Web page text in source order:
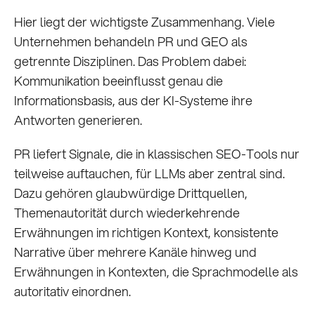
Hier liegt der wichtigste Zusammenhang. Viele
Unternehmen behandeln PR und GEO als
getrennte Disziplinen. Das Problem dabei:
Kommunikation beeinflusst genau die
Informationsbasis, aus der KI-Systeme ihre
Antworten generieren.
PR liefert Signale, die in klassischen SEO-Tools nur
teilweise auftauchen, für LLMs aber zentral sind.
Dazu gehören glaubwürdige Drittquellen,
Themenautorität durch wiederkehrende
Erwähnungen im richtigen Kontext, konsistente
Narrative über mehrere Kanäle hinweg und
Erwähnungen in Kontexten, die Sprachmodelle als
autoritativ einordnen.